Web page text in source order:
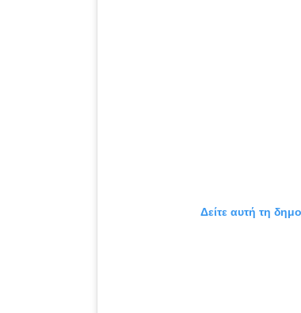
Δείτε αυτή τη